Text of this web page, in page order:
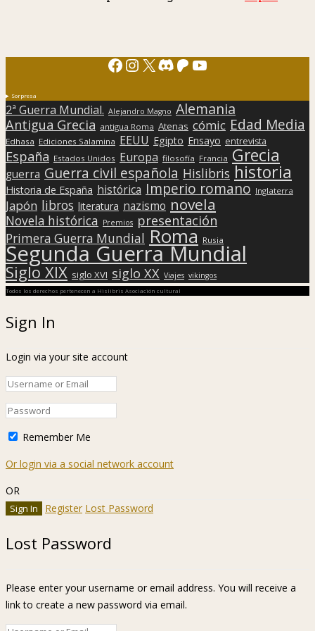
Facebook
Instagram
X Discord
Patreon
YouTube
Sorpresa
2ª Guerra Mundial. Alejandro Magno Alemania
Antigua Grecia antigua Roma Atenas cómic Edad Media
Edhasa Ediciones Salamina EEUU Egipto Ensayo entrevista
España Estados Unidos Europa filosofía Francia Grecia
guerra Guerra civil española Hislibris historia
Historia de España histórica Imperio romano Inglaterra
Japón libros literatura nazismo novela
Novela histórica Premios presentación
Primera Guerra Mundial Roma Rusia
Segunda Guerra Mundial
Siglo XIX siglo XVI siglo XX Viajes vikingos
Todos los derechos pertenecen a Hislibris Asociación cultural
Sign In
Login via your site account
Remember Me
Or login via a social network account
OR
Register Lost Password
Lost Password
Please enter your username or email address. You will receive a
link to create a new password via email.